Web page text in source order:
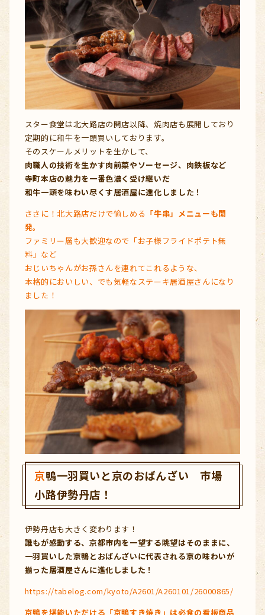
スター食堂は北大路店の開店以降、焼肉店も展開しており
定期的に和牛を一頭買いしております。
そのスケールメリットを生かして、
肉職人の技術を生かす肉前菜やソーセージ、肉鉄板など
寺町本店の魅力を一番色濃く受け継いだ
和牛一頭を味わい尽くす居酒屋に進化しました！
ささに！北大路店だけで愉しめる 「牛串」メニューも開
発。
ファミリー層も大歓迎なので「お子様フライドポテト無
料」など
おじいちゃんがお孫さんを連れてこれるような、
本格的においしい、でも気軽なステーキ居酒屋さんになり
ました！
京鴨一羽買いと京のおばんざい 市場
小路伊勢丹店！
伊勢丹店も大きく変わります！
誰もが感動する、京都市内を一望する眺望はそのままに、
一羽買いした京鴨とおばんざいに代表される京の味わいが
揃った居酒屋さんに進化しました！
https://tabelog.com/kyoto/A2601/A260101/26000865/
京鴨を堪能いただける「京鴨すき焼き」は必食の看板商品